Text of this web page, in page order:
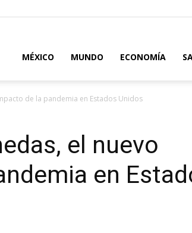
MÉXICO MUNDO ECONOMÍA
de la pandemia en Estados Unidos
el nuevo
en